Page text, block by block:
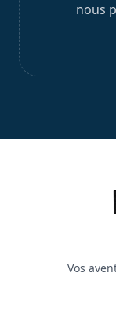
nous
Vos